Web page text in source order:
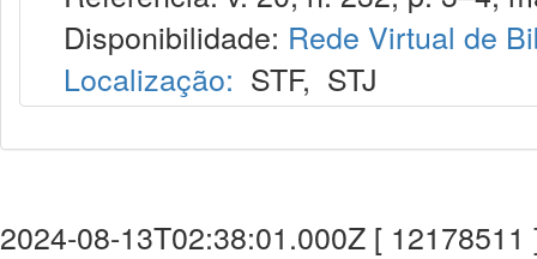
Disponibilidade: Rede Virtual de
Localização: STF, STJ
2024-08-13T02:38:01.000Z [ 12178511